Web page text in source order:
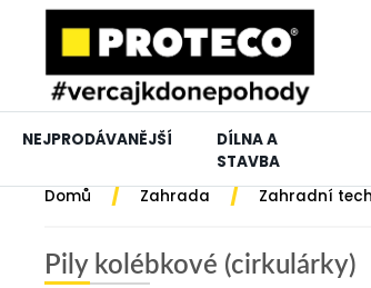
NEJPRODÁVANĚJŠÍ
DÍLNA A
STAVBA
Domů / Zahrada / Zahradní
Pily kolébkové (cirkulárky)